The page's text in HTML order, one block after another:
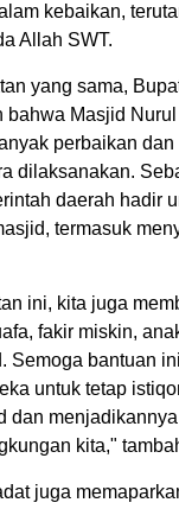
kebaikan,
Allah SWT.
yang sama,
bahwa Masjid
perbaikan
dilaksanakan.
daerah hadir
termasuk
ini, kita juga
fakir miskin,
Semoga bantuan
untuk tetap
dan
kita,"
juga